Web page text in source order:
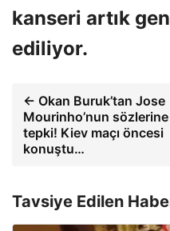
kanseri artık
ediliyor.
← Okan Buruk’tan Jose
Mourinho’nun
tepki! Kiev maçı öncesi
konuştu…
Tavsiye Edilen